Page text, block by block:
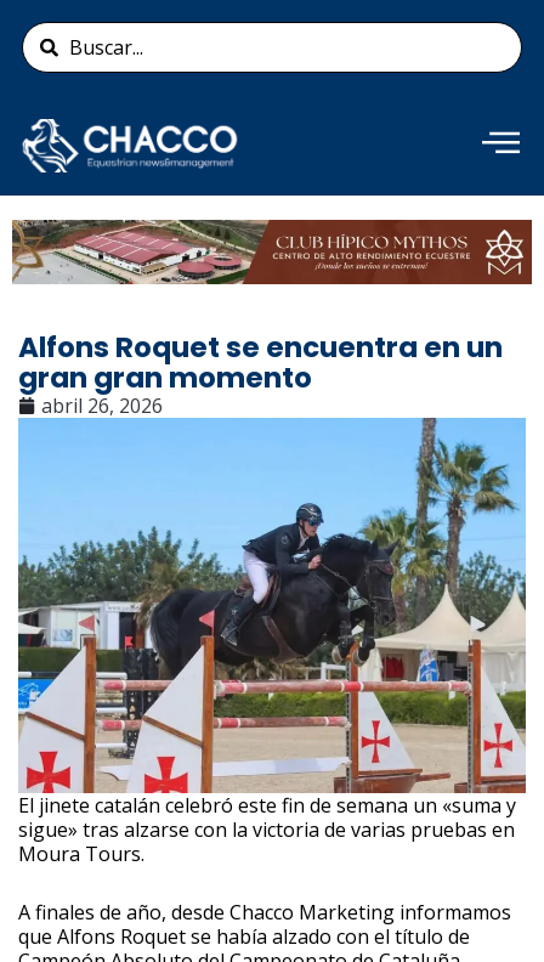
contenido
Search
...
Añade aquí tu texto de
cabecera
Alfons Roquet se encuentra en un
gran gran momento
abril 26, 2026
El jinete catalán celebró este fin de semana un «suma y
sigue» tras alzarse con la victoria de varias pruebas en
Moura Tours.
A finales de año, desde Chacco Marketing informamos
que Alfons Roquet se había alzado con el título de